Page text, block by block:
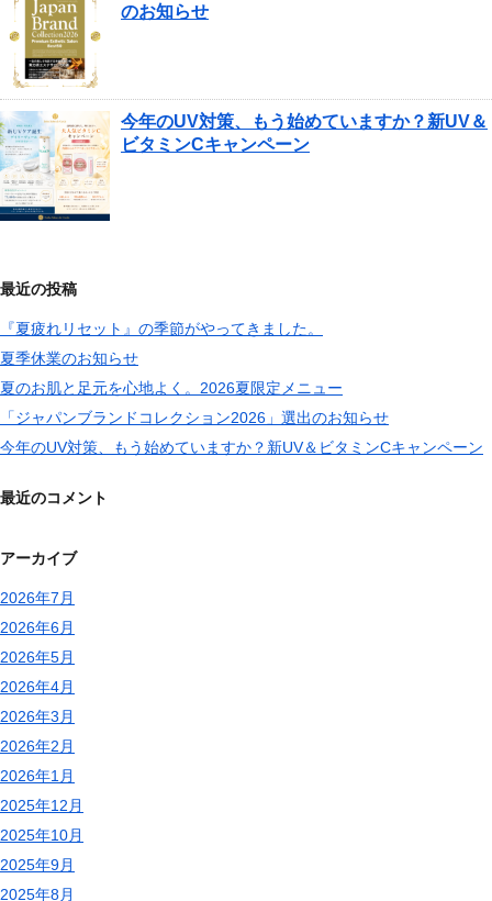
のお知らせ
今年のUV対策、もう始めていますか？新UV＆
ビタミンCキャンペーン
最近の投稿
『夏疲れリセット』の季節がやってきました。
夏季休業のお知らせ
夏のお肌と足元を心地よく。2026夏限定メニュー
「ジャパンブランドコレクション2026」選出のお知らせ
今年のUV対策、もう始めていますか？新UV＆ビタミンCキャンペーン
最近のコメント
アーカイブ
2026年7月
2026年6月
2026年5月
2026年4月
2026年3月
2026年2月
2026年1月
2025年12月
2025年10月
2025年9月
2025年8月